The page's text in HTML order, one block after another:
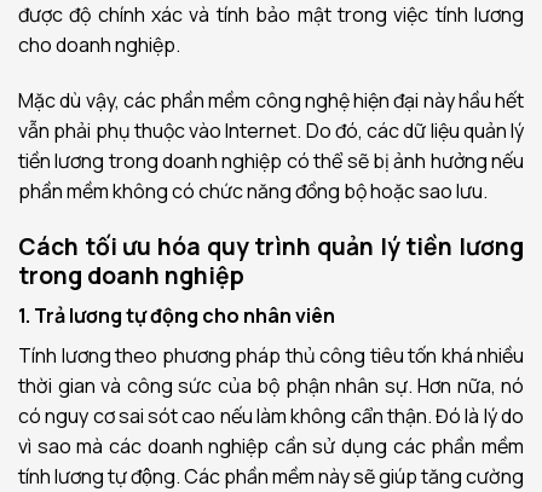
được độ chính xác và tính bảo mật trong việc tính lương
cho doanh nghiệp.
Mặc dù vậy, các phần mềm công nghệ hiện đại này hầu hết
vẫn phải phụ thuộc vào Internet. Do đó, các dữ liệu quản lý
tiền lương trong doanh nghiệp có thể sẽ bị ảnh hưởng nếu
phần mềm không có chức năng đồng bộ hoặc sao lưu.
Cách tối ưu hóa quy trình quản lý tiền lương
trong doanh nghiệp
1. Trả lương tự động cho nhân viên
Tính lương theo phương pháp thủ công tiêu tốn khá nhiều
thời gian và công sức của bộ phận nhân sự. Hơn nữa, nó
có nguy cơ sai sót cao nếu làm không cẩn thận. Đó là lý do
vì sao mà các doanh nghiệp cần sử dụng các phần mềm
tính lương tự động. Các phần mềm này sẽ giúp tăng cường